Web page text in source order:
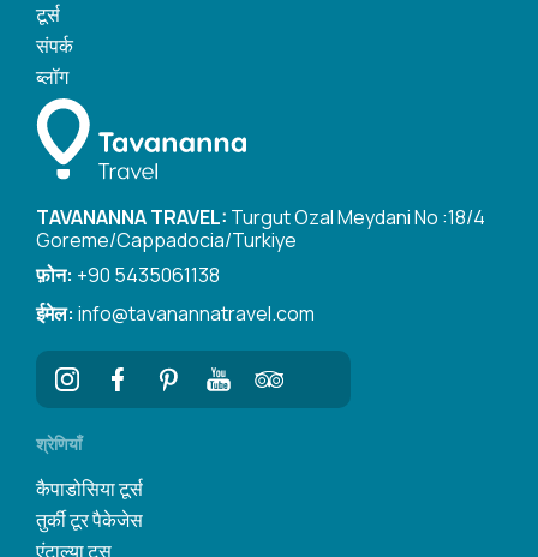
टूर्स
संपर्क
ब्लॉग
TAVANANNA TRAVEL: Turgut Ozal Meydani No :18/4
Goreme/Cappadocia/Turkiye
फ़ोन: +90 5435061138
ईमेल: info@tavanannatravel.com
श्रेणियाँ
कैपाडोसिया टूर्स
तुर्की टूर पैकेजेस
एंटाल्या टूर्‍स